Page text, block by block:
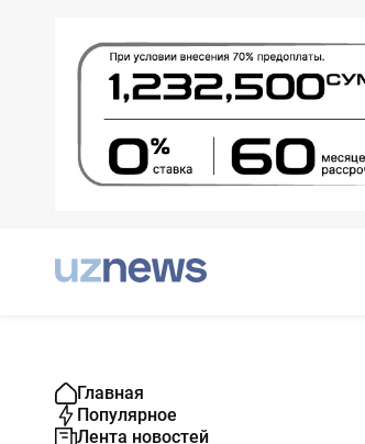
Главная
Популярное
Лента новостей